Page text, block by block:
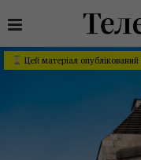
Цей матеріал опублікований